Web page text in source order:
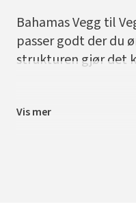
Bahamas Vegg til
passer godt der du
strukturen gjør det
Vis mer